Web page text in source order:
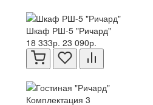
Шкаф РШ-5 "Ричард"
18 333р. 23 090р.